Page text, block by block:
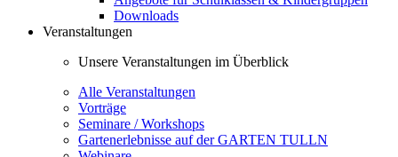
Downloads
Veranstaltungen
Unsere Veranstaltungen im Überblick
Alle Veranstaltungen
Vorträge
Seminare / Workshops
Gartenerlebnisse auf der GARTEN TULLN